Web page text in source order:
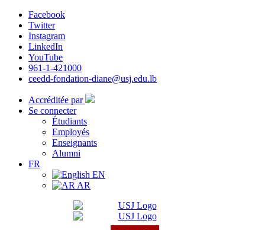
Facebook
Twitter
Instagram
LinkedIn
YouTube
961-1-421000
ceedd-fondation-diane@usj.edu.lb
Accréditée par
Se connecter
Étudiants
Employés
Enseignants
Alumni
FR
EN
AR